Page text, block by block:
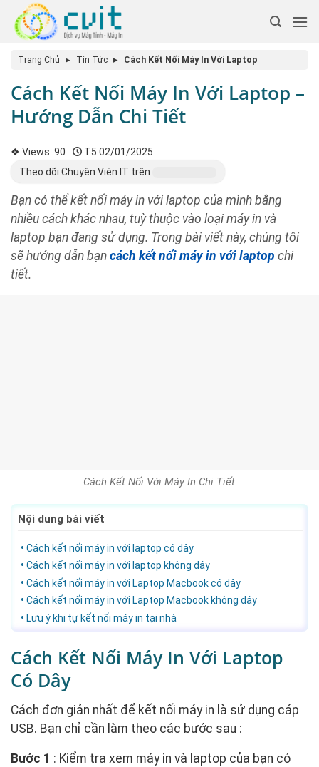
Trang Chủ ▸ Tin Tức ▸ Cách Kết Nối Máy In Với Laptop
Cách Kết Nối Máy In Với Laptop –
Hướng Dẫn Chi Tiết
❖ Views: 90
T5 02/01/2025
Theo dõi Chuyên Viên IT trên
Bạn có thể kết nối máy in với laptop của mình bằng
nhiều cách khác nhau, tuỳ thuộc vào loại máy in và
laptop bạn đang sử dụng. Trong bài viết này, chúng tôi
sẽ hướng dẫn bạn cách kết nối máy in với laptop chi
tiết.
Cách Kết Nối Với Máy In Chi Tiết.
Nội dung bài viết
Cách kết nối máy in với laptop có dây
Cách kết nối máy in với laptop không dây
Cách kết nối máy in với Laptop Macbook có dây
Cách kết nối máy in với Laptop Macbook không dây
Lưu ý khi tự kết nối máy in tại nhà
Cách Kết Nối Máy In Với Laptop
Có Dây
Cách đơn giản nhất để kết nối máy in là sử dụng cáp
USB. Bạn chỉ cần làm theo các bước sau :
Bước 1 : Kiểm tra xem máy in và laptop của bạn có